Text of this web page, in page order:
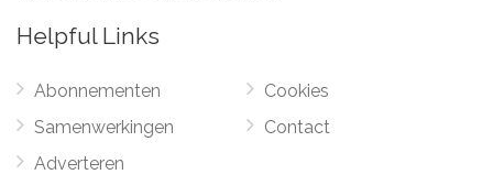
Helpful Links
Abonnementen
Samenwerkingen
Adverteren
Cookies
Contact